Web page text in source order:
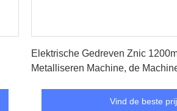
Elektrische Gedreven Znic
Metalliseren Machine, de
Vind de beste